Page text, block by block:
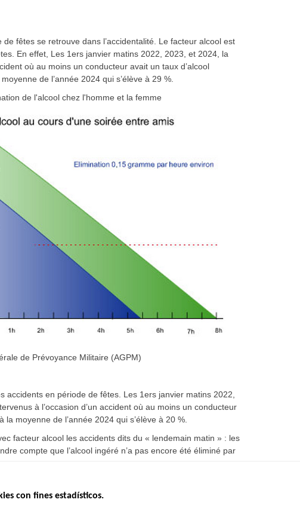
fêtes se retrouve dans l’accidentalité. Le facteur alcool est
En effet, Les 1ers janvier matins 2022, 2023, et 2024, la
où au moins un conducteur avait un taux d’alcool
de l’année 2024 qui s’élève à 29 %.
de l'alcool chez l'homme et la femme
de Prévoyance Militaire (AGPM)
accidents en période de fêtes. Les 1ers janvier matins 2022,
à l’occasion d’un accident où au moins un conducteur
moyenne de l’année 2024 qui s’élève à 20 %.
facteur alcool les accidents dits du « lendemain matin » : les
compte que l’alcool ingéré n’a pas encore été éliminé par
con fines estadísticos.